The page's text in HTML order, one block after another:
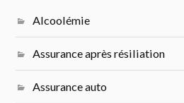
Alcoolémie
Assurance après résiliation
Assurance auto